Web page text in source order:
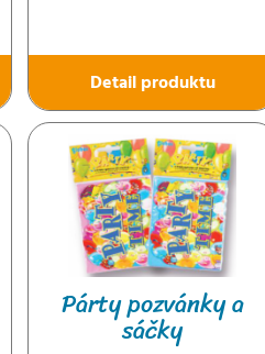
Detail produktu
Párty pozvánky a
sáčky